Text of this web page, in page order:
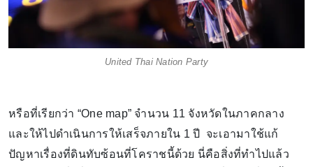
United Thai Nation Party
หรือที่เรียกว่า “One map” จำนวน 11 จังหวัดในภาคกลาง
และให้ไปดำเนินการให้เสร็จภายใน 1 ปี จะเอามาใช้แก้
ปัญหาเรื่องที่ดินทับซ้อนที่โคราชนี้ด้วย นี่คือสิ่งที่ทำไปแล้ว